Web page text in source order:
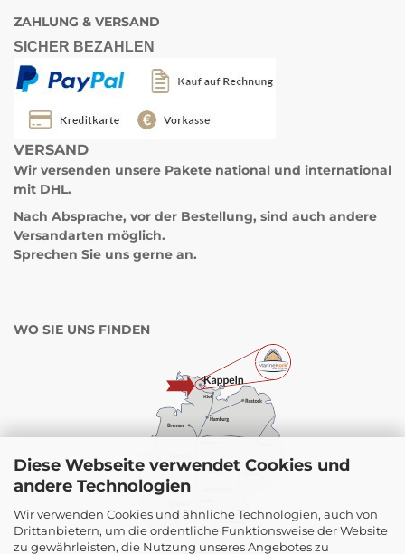
Diese Webseite verwendet Cookies und
andere Technologien
Wir verwenden Cookies und ähnliche Technologien, auch von
Drittanbietern, um die ordentliche Funktionsweise der Website
zu gewährleisten, die Nutzung unseres Angebotes zu
ZAHLUNG & VERSAND
SICHER BEZAHLEN
VERSAND
Wir versenden unsere Pakete national und international
mit DHL.
Nach Absprache, vor der Bestellung, sind auch andere
Versandarten möglich.
Sprechen Sie uns gerne an.
WO SIE UNS FINDEN